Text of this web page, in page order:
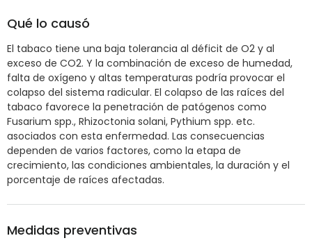
Qué lo causó
El tabaco tiene una baja tolerancia al déficit de O2 y al
exceso de CO2. Y la combinación de exceso de humedad,
falta de oxígeno y altas temperaturas podría provocar el
colapso del sistema radicular. El colapso de las raíces del
tabaco favorece la penetración de patógenos como
Fusarium spp., Rhizoctonia solani, Pythium spp. etc.
asociados con esta enfermedad. Las consecuencias
dependen de varios factores, como la etapa de
crecimiento, las condiciones ambientales, la duración y el
porcentaje de raíces afectadas.
Medidas preventivas